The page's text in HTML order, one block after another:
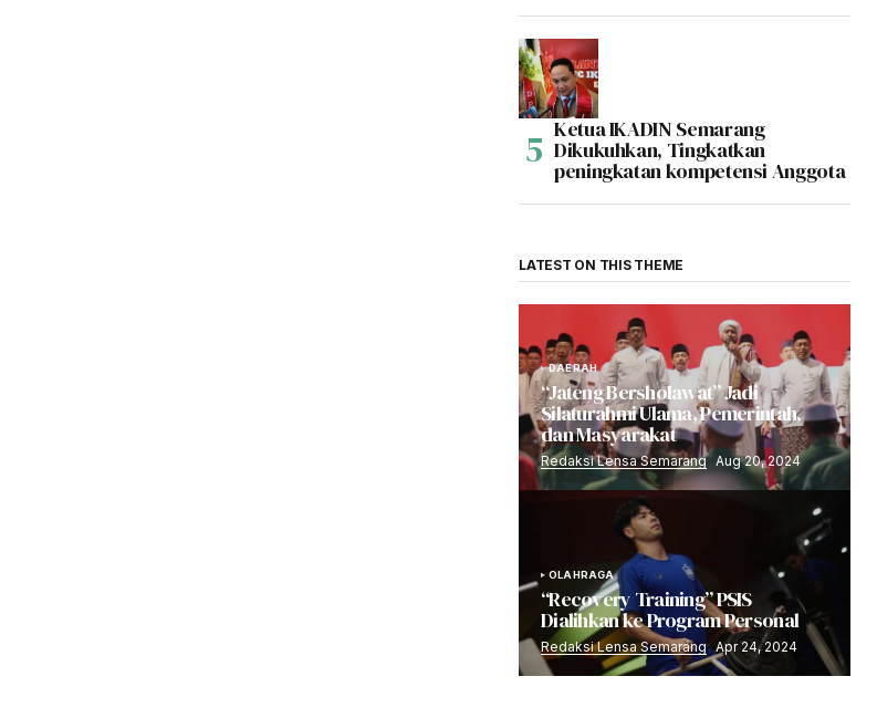
Ketua IKADIN Semarang
Dikukuhkan, Tingkatkan
peningkatan kompetensi Anggota
LATEST ON THIS THEME
DAERAH
“Jateng Bersholawat” Jadi
Silaturahmi Ulama, Pemerintah,
dan Masyarakat
Redaksi Lensa Semarang Aug 20, 2024
OLAHRAGA
“Recovery Training” PSIS
Dialihkan ke Program Personal
Redaksi Lensa Semarang Apr 24, 2024